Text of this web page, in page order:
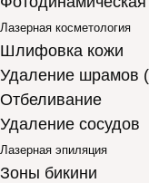
Лазерная косметология
Шлифовка кожи
Удаление шрамов
Отбеливание
Удаление сосудов
Лазерная эпиляция
Зоны бикини